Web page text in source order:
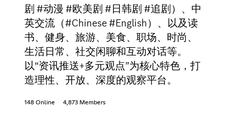
剧 #动漫 #欧美剧 #日韩剧 #追剧）、中
英交流（#Chinese #English）、以及读
书、健身、旅游、美食、职场、时尚、
生活日常、社交闲聊和互动对话等。
以“资讯推送+多元观点”为核心特色，打
造理性、开放、深度的观察平台。
148 Online 4,873 Members